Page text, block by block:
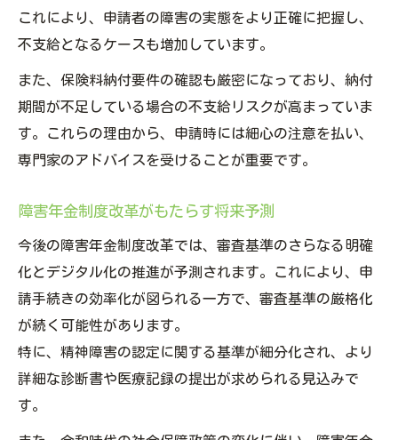
これにより、申請者の障害の実態をより正確に把握し、
不支給となるケースも増加しています。
また、保険料納付要件の確認も厳密になっており、納付
期間が不足している場合の不支給リスクが高まっていま
す。これらの理由から、申請時には細心の注意を払い、
専門家のアドバイスを受けることが重要です。
障害年金制度改革がもたらす将来予測
今後の障害年金制度改革では、審査基準のさらなる明確
化とデジタル化の推進が予測されます。これにより、申
請手続きの効率化が図られる一方で、審査基準の厳格化
が続く可能性があります。
特に、精神障害の認定に関する基準が細分化され、より
詳細な診断書や医療記録の提出が求められる見込みで
す。